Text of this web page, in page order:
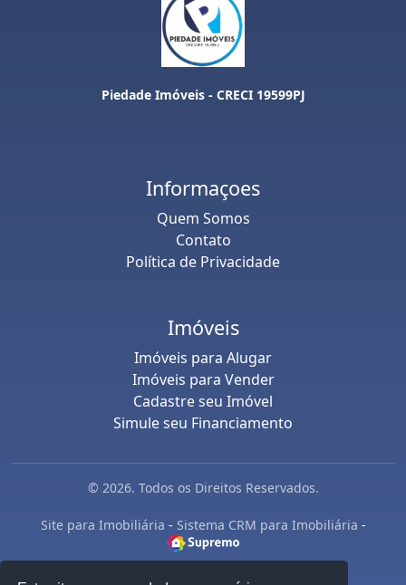
Piedade Imóveis - CRECI 19599PJ
Informaçoes
Quem Somos
Contato
Política de Privacidade
Imóveis
Imóveis para Alugar
Imóveis para Vender
Cadastre seu Imóvel
Simule seu Financiamento
© 2026. Todos os Direitos Reservados.
Site para Imobiliária - Sistema CRM para Imobiliária -